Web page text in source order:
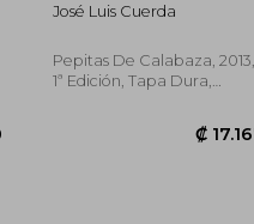
José Luis Cuerda
Pepitas De Calabaza, 2013,
1ª Edición, Tapa Dura,